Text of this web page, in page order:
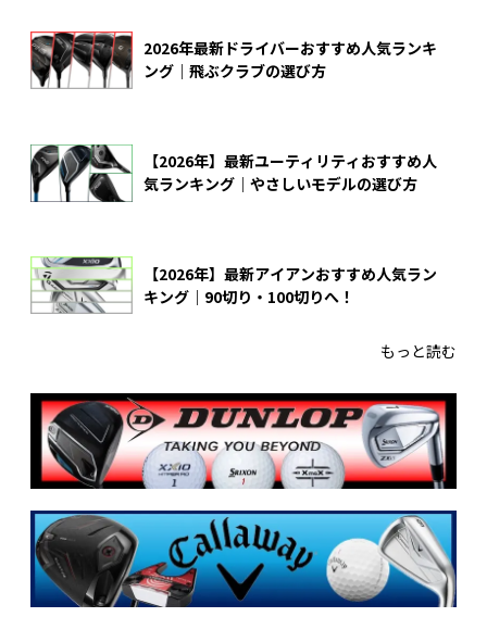
2026年最新ドライバーおすすめ人気ランキ
ング｜飛ぶクラブの選び方
【2026年】最新ユーティリティおすすめ人
気ランキング｜やさしいモデルの選び方
【2026年】最新アイアンおすすめ人気ラン
キング｜90切り・100切りへ！
もっと読む